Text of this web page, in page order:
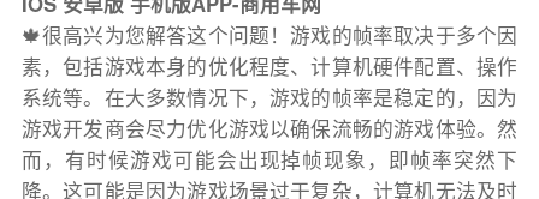
🍁很高兴为您解答这个问题！游戏的帧率取决于多个因
素，包括游戏本身的优化程度、计算机硬件配置、操作
系统等。在大多数情况下，游戏的帧率是稳定的，因为
游戏开发商会尽力优化游戏以确保流畅的游戏体验。然
而，有时候游戏可能会出现掉帧现象，即帧率突然下
降。这可能是因为游戏场景过于复杂，计算机无法及时